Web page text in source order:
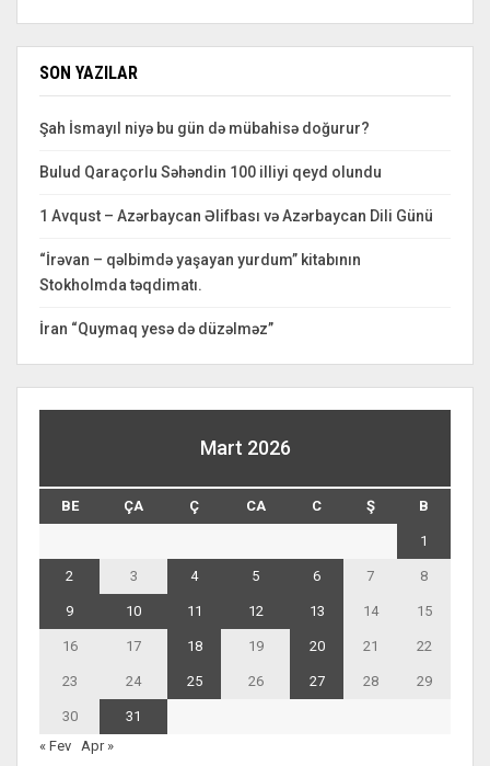
SON YAZILAR
Şah İsmayıl niyə bu gün də mübahisə doğurur?
Bulud Qaraçorlu Səhəndin 100 illiyi qeyd olundu
1 Avqust – Azərbaycan Əlifbası və Azərbaycan Dili Günü
“İrəvan – qəlbimdə yaşayan yurdum” kitabının
Stokholmda təqdimatı.
İran “Quymaq yesə də düzəlməz”
Mart 2026
BE ÇA Ç CA C Ş B
1
2 3 4 5 6 7 8
9 10 11 12 13 14 15
16 17 18 19 20 21 22
23 24 25 26 27 28 29
30
31
« Fev
Apr »